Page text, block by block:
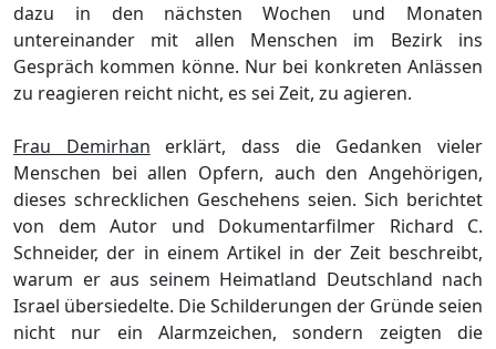
dazu in den nächsten Wochen und Monaten
untereinander mit allen Menschen im Bezirk ins
Gespräch kommen könne. Nur bei konkreten Anlässen
zu reagieren reicht nicht, es sei Zeit, zu agieren.
Frau Demirhan erklärt, dass die Gedanken vieler
Menschen bei allen Opfern, auch den Angehörigen,
dieses schrecklichen Geschehens seien. Sich berichtet
von dem Autor und Dokumentarfilmer Richard C.
Schneider, der in einem Artikel in der Zeit beschreibt,
warum er aus seinem Heimatland Deutschland nach
Israel übersiedelte. Die Schilderungen der Gründe seien
nicht nur ein Alarmzeichen, sondern zeigten die